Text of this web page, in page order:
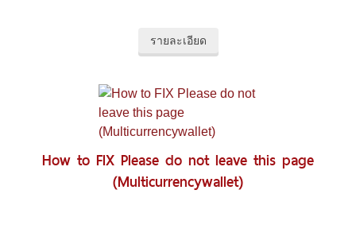
รายละเอียด
How to FIX Please do not leave this page
(Multicurrencywallet)